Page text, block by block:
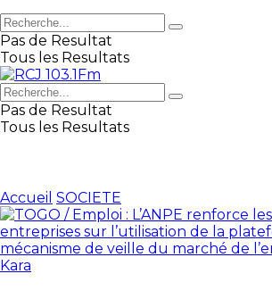
Pas de Resultat
Tous les Resultats
Pas de Resultat
Tous les Resultats
Accueil SOCIETE